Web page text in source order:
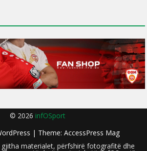
© 2026 infOSport
| Theme: AccessPress Mag
gjitha materialet, përfshirë fotografitë dhe